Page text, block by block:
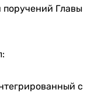
поручений Главы
с